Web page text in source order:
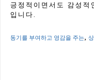
긍정적이면서도 감성적
입니다.
동기를 부여하고 영감을 주는,